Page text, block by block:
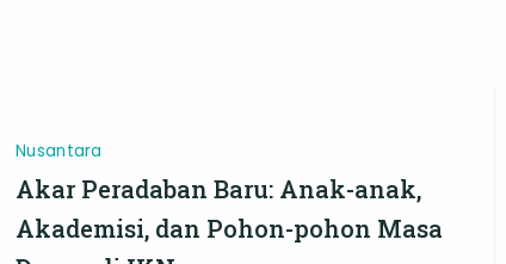
Nusantara
Akar Peradaban Baru: Anak-anak,
Akademisi, dan Pohon-pohon Masa